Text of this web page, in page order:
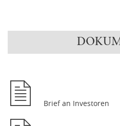
Brief an Investoren